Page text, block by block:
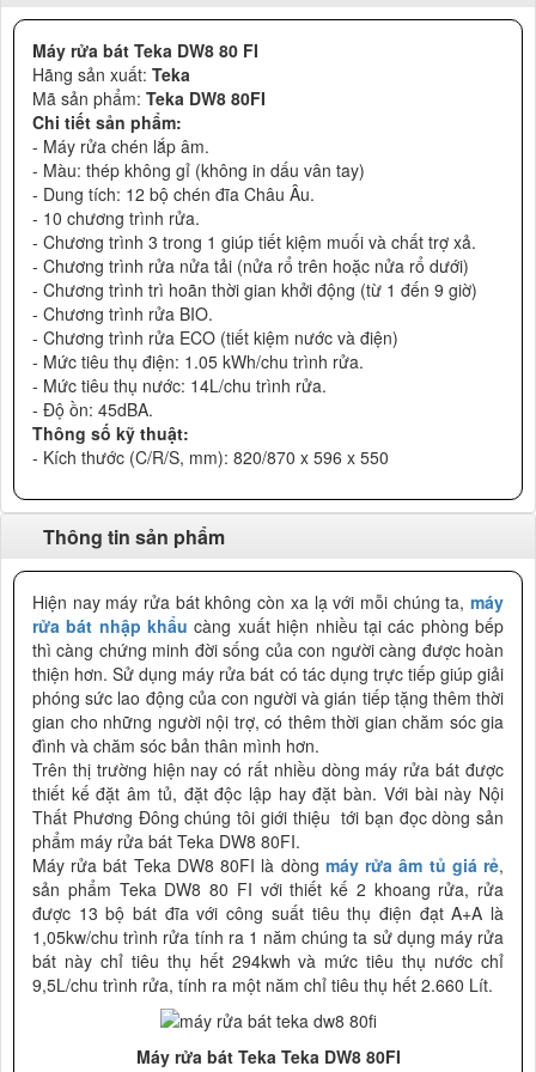
Máy rửa bát Teka DW8 80 FI
Hãng sản xuất: Teka
Mã sản phẩm: Teka DW8 80FI
Chi tiết sản phẩm:
- Máy rửa chén lắp âm.
- Màu: thép không gỉ (không in dấu vân tay)
- Dung tích: 12 bộ chén đĩa Châu Âu.
- 10 chương trình rửa.
- Chương trình 3 trong 1 giúp tiết kiệm muối và chất trợ xả.
- Chương trình rửa nửa tải (nửa rổ trên hoặc nửa rổ dưới)
- Chương trình trì hoãn thời gian khởi động (từ 1 đến 9 giờ)
- Chương trình rửa BIO.
- Chương trình rửa ECO (tiết kiệm nước và điện)
- Mức tiêu thụ điện: 1.05 kWh/chu trình rửa.
- Mức tiêu thụ nước: 14L/chu trình rửa.
- Độ ồn: 45dBA.
Thông số kỹ thuật:
- Kích thước (C/R/S, mm): 820/870 x 596 x 550
Thông tin sản phẩm
Hiện nay máy rửa bát không còn xa lạ với mỗi chúng ta, máy
rửa bát nhập khẩu càng xuất hiện nhiều tại các phòng bếp
thì càng chứng minh đời sống của con người càng được hoàn
thiện hơn. Sử dụng máy rửa bát có tác dụng trực tiếp giúp giải
phóng sức lao động của con người và gián tiếp tặng thêm thời
gian cho những người nội trợ, có thêm thời gian chăm sóc gia
đình và chăm sóc bản thân mình hơn.
Trên thị trường hiện nay có rất nhiều dòng máy rửa bát được
thiết kế đặt âm tủ, đặt độc lập hay đặt bàn. Với bài này Nội
Thất Phương Đông chúng tôi giới thiệu tới bạn đọc dòng sản
phẩm máy rửa bát Teka DW8 80FI.
Máy rửa bát Teka DW8 80FI là dòng máy rửa âm tủ giá rẻ,
sản phẩm Teka DW8 80 FI với thiết kế 2 khoang rửa, rửa
được 13 bộ bát đĩa với công suất tiêu thụ điện đạt A+A là
1,05kw/chu trình rửa tính ra 1 năm chúng ta sử dụng máy rửa
bát này chỉ tiêu thụ hết 294kwh và mức tiêu thụ nước chỉ
9,5L/chu trình rửa, tính ra một năm chỉ tiêu thụ hết 2.660 Lít.
Máy rửa bát Teka Teka DW8 80FI